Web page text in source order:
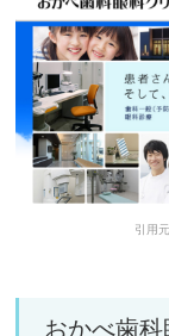
引用
おかべ歯